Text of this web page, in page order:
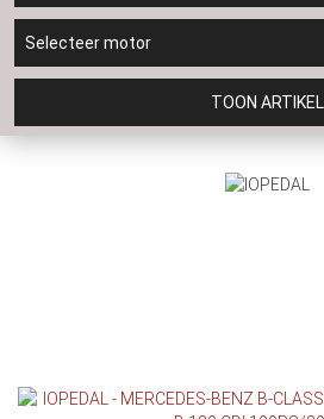
TOON ARTIKEL